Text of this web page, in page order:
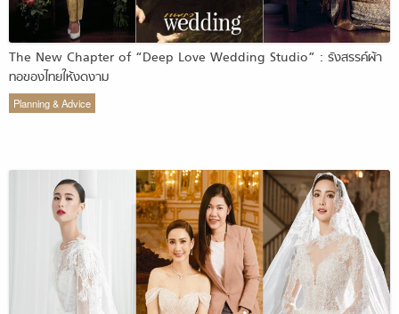
The New Chapter of “Deep Love Wedding Studio” : รังสรรค์ผ้า
ทอของไทยให้งดงาม
Planning & Advice